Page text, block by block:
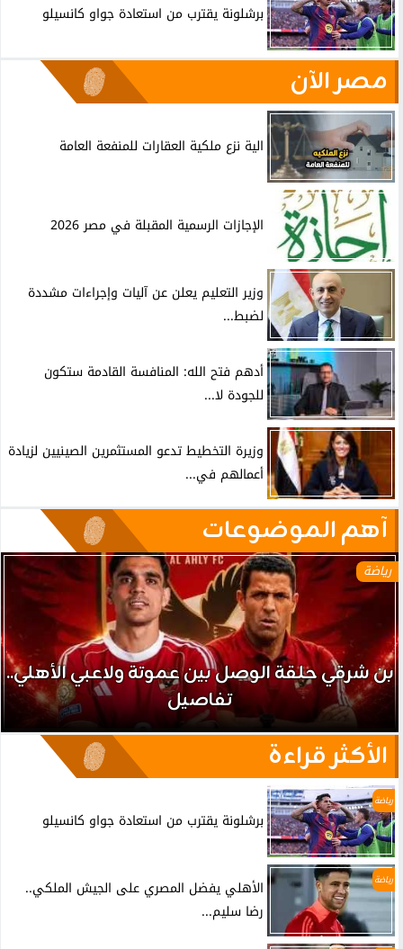
برشلونة يقترب من استعادة جواو كانسيلو
مصر الآن
الية نزع ملكية العقارات للمنفعة العامة
الإجازات الرسمية المقبلة في مصر 2026
وزير التعليم يعلن عن آليات وإجراءات مشددة
لضبط...
أدهم فتح الله: المنافسة القادمة ستكون
للجودة لا...
وزيرة التخطيط تدعو المستثمرين الصينيين لزيادة
أعمالهم في...
آهم الموضوعات
رياضة
بن شرقي حلقة الوصل بين عموتة ولاعبي الأهلي..
تفاصيل
الأكثر قراءة
رياضة
برشلونة يقترب من استعادة جواو كانسيلو
رياضة
الأهلي يفضل المصري على الجيش الملكي..
رضا سليم...